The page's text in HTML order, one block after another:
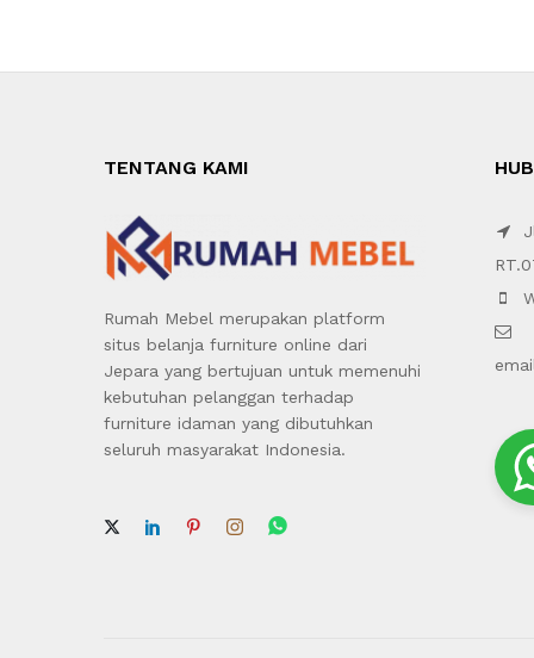
TENTANG KAMI
Rumah Mebel merupakan platform
situs belanja furniture online dari
Jepara yang bertujuan untuk memenuhi
kebutuhan pelanggan terhadap
furniture idaman yang dibutuhkan
seluruh masyarakat Indonesia.